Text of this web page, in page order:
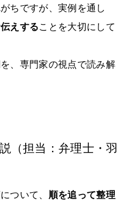
ちですが、実例を通し
えすることを大切にして
、専門家の視点で読み解
（担当：弁理士・羽
ついて、 順を追って整理